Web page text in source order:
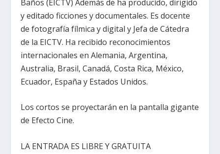
Baños (EICTV) Además de ha producido, dirigido
y editado ficciones y documentales. Es docente
de fotografía fílmica y digital y Jefa de Cátedra
de la EICTV. Ha recibido reconocimientos
internacionales en Alemania, Argentina,
Australia, Brasil, Canadá, Costa Rica, México,
Ecuador, España y Estados Unidos.
Los cortos se proyectarán en la pantalla gigante
de Efecto Cine.
LA ENTRADA ES LIBRE Y GRATUITA